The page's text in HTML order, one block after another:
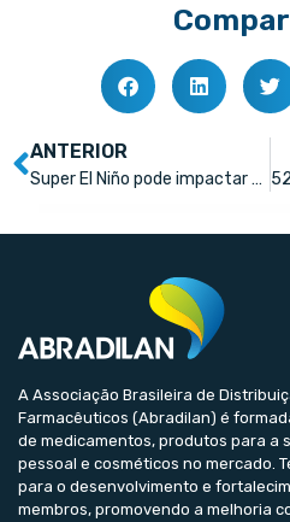
ANTERIOR
Super El Niño pode impactar o varejo farmacêutico
A Associação Brasileira de
Farmacêuticos (Abradilan) é
de medicamentos, produtos para a
pessoal e cosméticos no mercado.
para o desenvolvimento e
membros, promovendo a melhoria